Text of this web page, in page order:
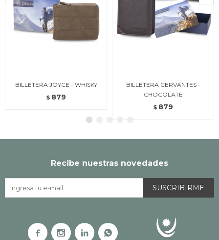
BILLETERA JOYCE - WHISKY
$ 879
BILLETERA CERVANTES -
CHOCOLATE
$ 879
Recibe nuestras novedades
SUSCRIBIRME
   